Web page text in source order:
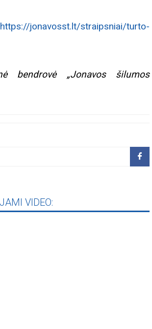
https://jonavosst.lt/straipsniai/turto-
bendrovė „Jonavos šilumos
VIDEO: